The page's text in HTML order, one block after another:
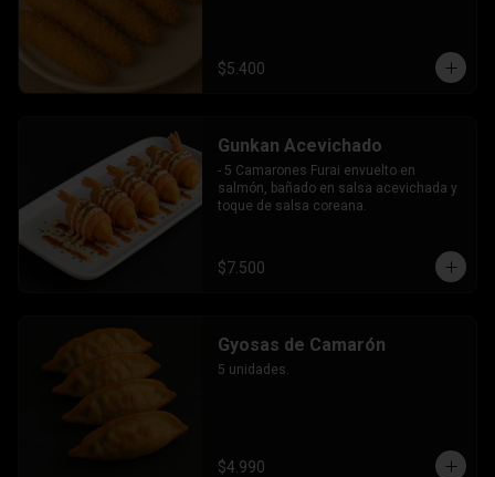
$5.400
Gunkan Acevichado
- 5 Camarones Furai envuelto en
salmón, bañado en salsa acevichada y
toque de salsa coreana.
$7.500
Gyosas de Camarón
5 unidades.
$4.990